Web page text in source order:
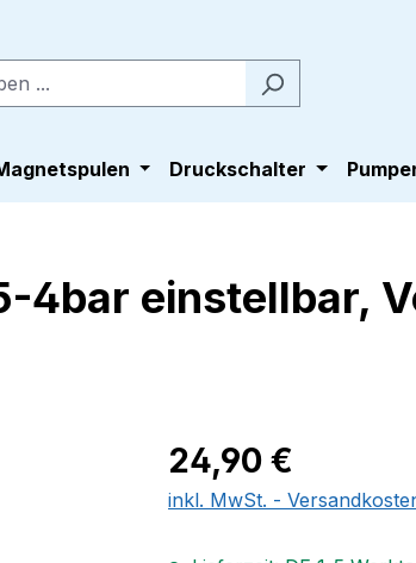
Druckschalter
4bar einstellbar,
Regulärer Preis:
24,90 €
inkl. MwSt. -